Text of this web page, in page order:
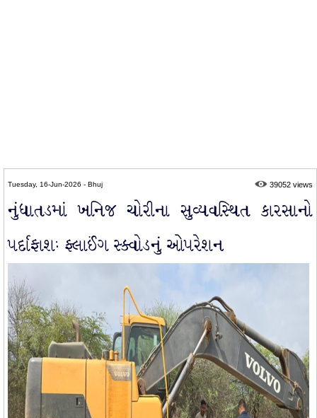
Tuesday, 16-Jun-2026 - Bhuj 39052 views
નુંધાતડમાં ખનિજ ચોરીના સુવ્યવસ્થિત કારસાનો
પર્દાફાશઃ ફ્લાઈંગ સ્ક્વોડનું ઓપરેશન